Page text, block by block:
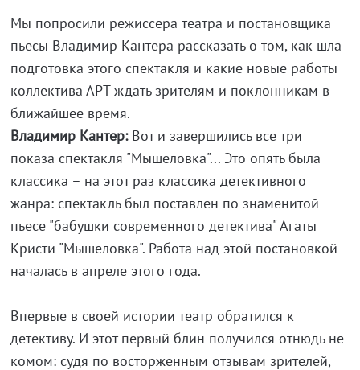
Мы попросили режиссера театра и постановщика
пьесы Владимир Кантера рассказать о том, как шла
подготовка этого спектакля и какие новые работы
коллектива АРТ ждать зрителям и поклонникам в
ближайшее время.
Владимир Кантер:Вот и завершились все три
показа спектакля "Мышеловка"... Это опять была
классика – на этот раз классика детективного
жанра: спектакль был поставлен по знаменитой
пьесе "бабушки современного детектива" Агаты
Кристи "Мышеловка". Работа над этой постановкой
началась в апреле этого года.
Впервые в своей истории театр обратился к
детективу. И этот первый блин получился отнюдь не
комом: судя по восторженным отзывам зрителей,